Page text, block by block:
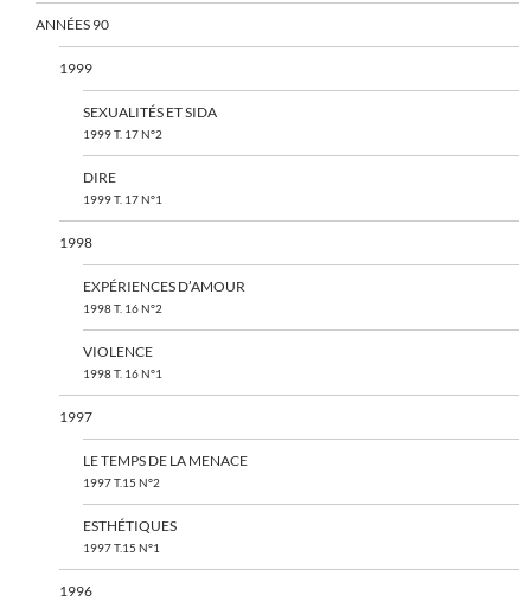
ANNÉES 90
1999
SEXUALITÉS ET SIDA
1999 T. 17 N°2
DIRE
1999 T. 17 N°1
1998
EXPÉRIENCES D’AMOUR
1998 T. 16 N°2
VIOLENCE
1998 T. 16 N°1
1997
LE TEMPS DE LA MENACE
1997 T.15 N°2
ESTHÉTIQUES
1997 T.15 N°1
1996